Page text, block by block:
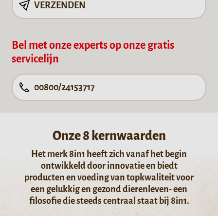
VERZENDEN
Bel met onze experts op onze gratis
servicelijn
00800/24153717
Onze 8 kernwaarden
Het merk 8in1 heeft zich vanaf het begin
ontwikkeld door innovatie en biedt
producten en voeding van topkwaliteit voor
een gelukkig en gezond dierenleven- een
filosofie die steeds centraal staat bij 8in1.